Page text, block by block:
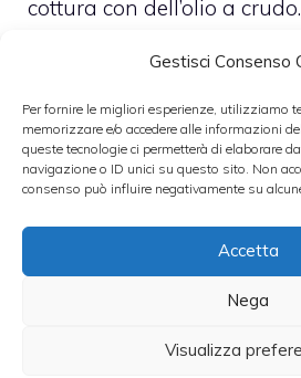
Gestisci Consenso
Per fornire le migliori esperienze, utilizziamo
memorizzare e/o accedere alle informazioni
queste tecnologie ci permetterà di elaborare
navigazione o ID unici su questo sito. Non
consenso può influire negativamente su
Accetta
Nega
Visualizza
cottura con dell’olio a crudo.
Naturalmente anche il
unmetodo ottimo di
grassi:molto usato
freddirichiede dei tempi
Una buona alternativa
caratteristiche degli